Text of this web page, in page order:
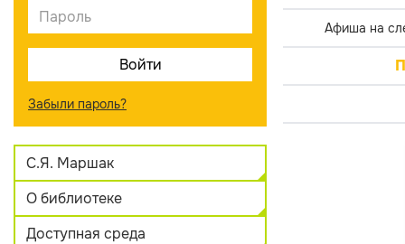
Забыли пароль?
С.Я. Маршак
О библиотеке
Доступная среда
Афиша на